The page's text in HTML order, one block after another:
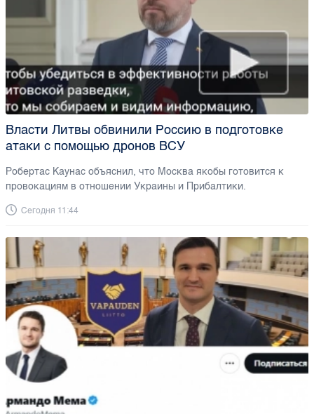
Власти Литвы обвинили Россию в подготовке
атаки с помощью дронов ВСУ
Робертас Каунас объяснил, что Москва якобы готовится к
провокациям в отношении Украины и Прибалтики.
Сегодня 11:44